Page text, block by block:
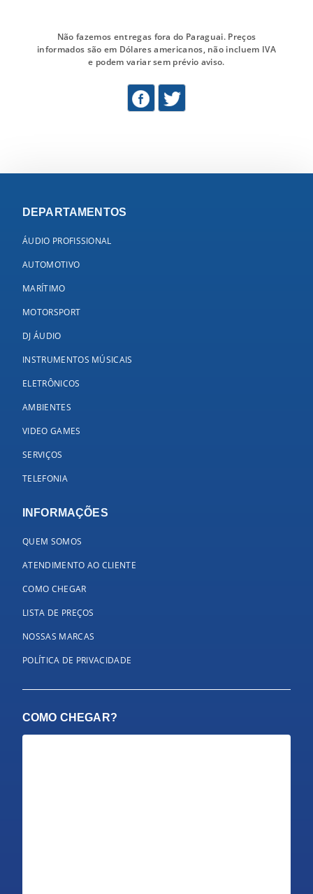
Não fazemos entregas fora do Paraguai. Preços
informados são em Dólares americanos, não incluem IVA
e podem variar sem prévio aviso.
DEPARTAMENTOS
ÁUDIO PROFISSIONAL
AUTOMOTIVO
MARÍTIMO
MOTORSPORT
DJ ÁUDIO
INSTRUMENTOS MÚSICAIS
ELETRÔNICOS
AMBIENTES
VIDEO GAMES
SERVIÇOS
TELEFONIA
INFORMAÇÕES
QUEM SOMOS
ATENDIMENTO AO CLIENTE
COMO CHEGAR
LISTA DE PREÇOS
NOSSAS MARCAS
POLÍTICA DE PRIVACIDADE
COMO CHEGAR?